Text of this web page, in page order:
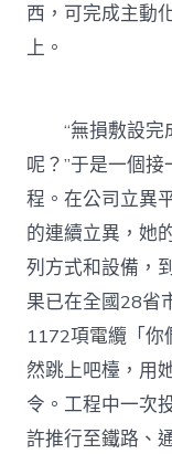
西，可完成主動
上。
“無損敷設完
呢？”于是一個
程。在公司立異
的連續立異，她
列方式和設備，
果已在全國28省
1172項電纜「你
然跳上吧檯，用
令。工程中一次
許推行至鐵路、